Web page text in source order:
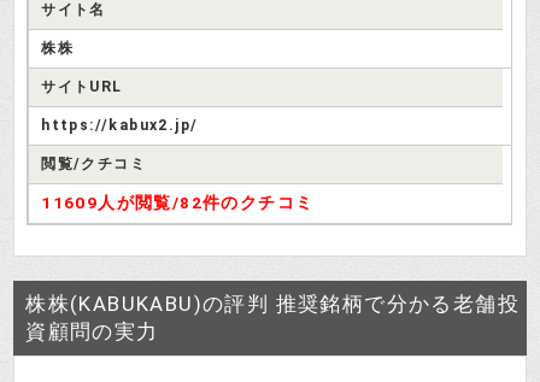
サイト名
株株
サイトURL
https://kabux2.jp/
閲覧/クチコミ
11609人が閲覧/82件のクチコミ
株株(KABUKABU)の評判 推奨銘柄で分かる老舗投
資顧問の実力